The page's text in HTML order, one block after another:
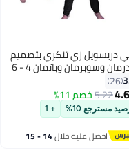
دريسويل زي تنكري بتصميم
سبايدرمان وسوبرمان وباتمان 4 - 6
26
5.22خصم 11%
مسترجع 10% + 1
احصل عليه خلال 14 - 15